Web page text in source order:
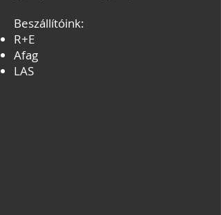
Beszállítóink:
R+E
Afag
LAS